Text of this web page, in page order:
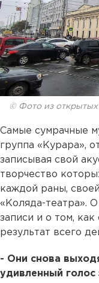
© Фото из открытых
Самые сумрачные
группа «Курара»,
записывая свой
творчество
каждой раны,
«Коляда-театра».
записи и о том,
результат всего
- Они снова
удивленный голос